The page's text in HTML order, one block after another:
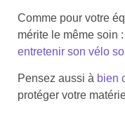
Comme pour votre
mérite le même soin
entretenir son vélo
Pensez aussi à bien
protéger votre